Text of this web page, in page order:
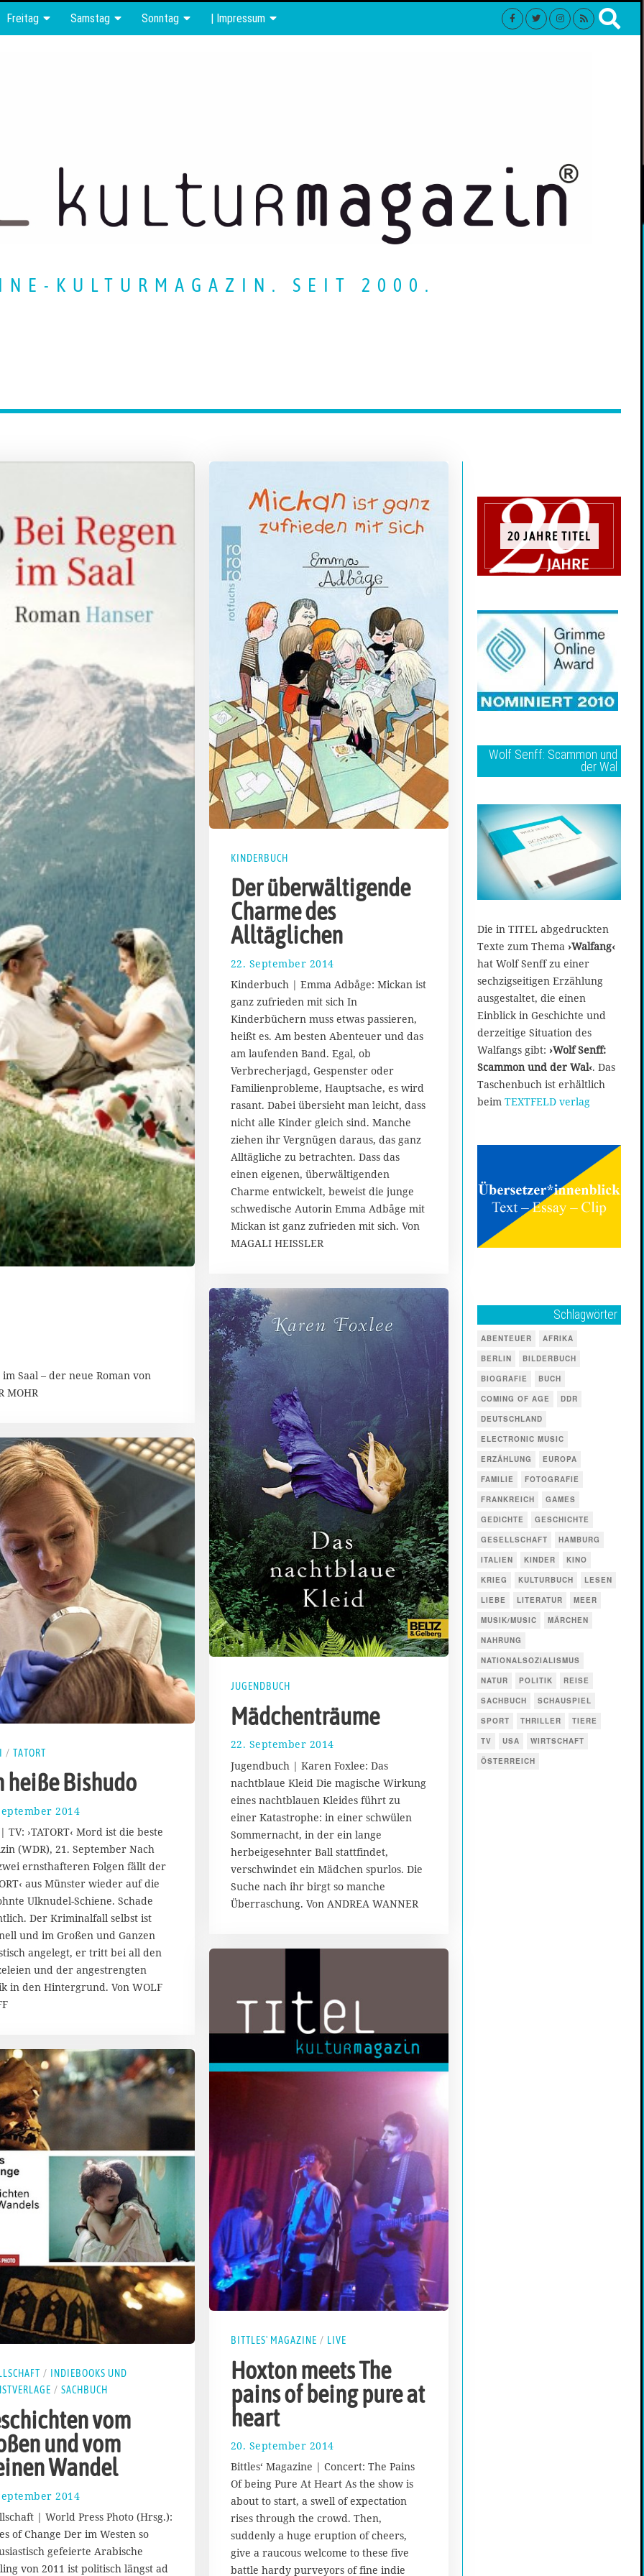
Freitag Samstag Sonntag | Impressum
KULTURMAGAZIN. SEIT 2000.
Saal – der neue Roman von
MOHR
KINDERBUCH
Der überwältigende
Charme des
Alltäglichen
22. September 2014
.
A
u
g
u
t
2
0
1
7
Kinderbuch | Emma Adbåge: Mickan ist
ganz zufrieden mit sich In
Kinderbüchern muss etwas passieren,
heißt es. Am besten Abenteuer und das
am laufenden Band. Egal, ob
Verbrecherjagd, Gespenster oder
Familienprobleme, Hauptsache, es wird
rasant. Dabei übersieht man leicht, dass
nicht alle Kinder gleich sind. Manche
ziehen ihr Vergnügen daraus, das ganz
Alltägliche zu betrachten. Dass das
einen eigenen, überwältigenden
Charme entwickelt, beweist die junge
schwedische Autorin Emma Adbåge mit
Mickan ist ganz zufrieden mit sich. Von
MAGALI HEISSLER
JUGENDBUCH
Mädchenträume
22. September 2014
.
A
u
g
u
t
2
0
1
Jugendbuch | Karen Foxlee: Das
nachtblaue Kleid Die magische Wirkung
eines nachtblauen Kleides führt zu
einer Katastrophe: in einer schwülen
Sommernacht, in der ein lange
herbeigesehnter Ball stattfindet,
verschwindet ein Mädchen spurlos. Die
Suche nach ihr birgt so manche
Überraschung. Von ANDREA WANNER
/ TATORT
heiße Bishudo
2014
1
.
S
e
p
t
m
b
e
r
2
TV: ›TATORT‹ Mord ist die beste
(WDR), 21. September Nach
ernsthafteren Folgen fällt der
aus Münster wieder auf die
Ulknudel-Schiene. Schade
Der Kriminalfall selbst ist
und im Großen und Ganzen
angelegt, er tritt bei all den
und der angestrengten
in den Hintergrund. Von WOLF
BITTLES' MAGAZINE / LIVE
Hoxton meets The
pains of being pure at
heart
20. September 2014
.
A
u
g
u
t
Bittles‘ Magazine | Concert: The Pains
Of being Pure At Heart As the show is
about to start, a swell of expectation
rises through the crowd. Then,
suddenly a huge eruption of cheers,
give a raucous welcome to these five
battle hardy purveyors of fine indie
/
INDIEBOOKS UND
/ SACHBUCH
vom
und vom
Wandel
2014
O
k
t
o
| World Press Photo (Hrsg.):
of Change Der im Westen so
gefeierte Arabische
von 2011 ist politisch längst ad
20 JAHRE TITEL
Wolf Senff: Scammon und
der Wal
Die in TITEL abgedruckten
Texte zum Thema ›Walfang‹
hat Wolf Senff zu einer
sechzigseitigen Erzählung
ausgestaltet, die einen
Einblick in Geschichte und
derzeitige Situation des
Walfangs gibt: ›Wolf Senff:
Scammon und der Wal‹. Das
Taschenbuch ist erhältlich
beim TEXTFELD verlag
Schlagwörter
ABENTEUER
AFRIKA
BERLIN
BILDERBUCH
BIOGRAFIE
BUCH
COMING OF AGE
DDR
DEUTSCHLAND
ELECTRONIC MUSIC
ERZÄHLUNG
EUROPA
FAMILIE
FOTOGRAFIE
FRANKREICH
GAMES
GEDICHTE
GESCHICHTE
GESELLSCHAFT
HAMBURG
ITALIEN
KINDER
KINO
KRIEG
KULTURBUCH
LESEN
LIEBE
LITERATUR
MEER
MUSIK/MUSIC
MÄRCHEN
NAHRUNG
NATIONALSOZIALISMUS
NATUR
POLITIK
REISE
SACHBUCH
SCHAUSPIEL
SPORT
THRILLER
TIERE
TV
USA
WIRTSCHAFT
ÖSTERREICH